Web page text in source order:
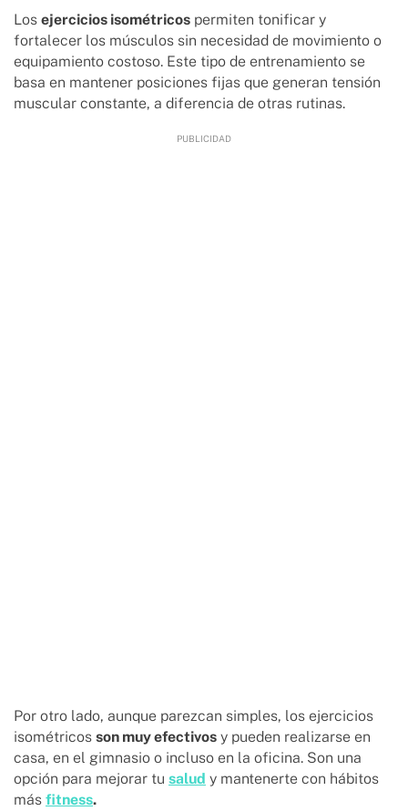
Los ejercicios isométricos permiten tonificar y
fortalecer los músculos sin necesidad de movimiento o
equipamiento costoso. Este tipo de entrenamiento se
basa en mantener posiciones fijas que generan tensión
muscular constante, a diferencia de otras rutinas.
Por otro lado, aunque parezcan simples, los ejercicios
isométricos son muy efectivos y pueden realizarse en
casa, en el gimnasio o incluso en la oficina. Son una
opción para mejorar tu salud y mantenerte con hábitos
más fitness.